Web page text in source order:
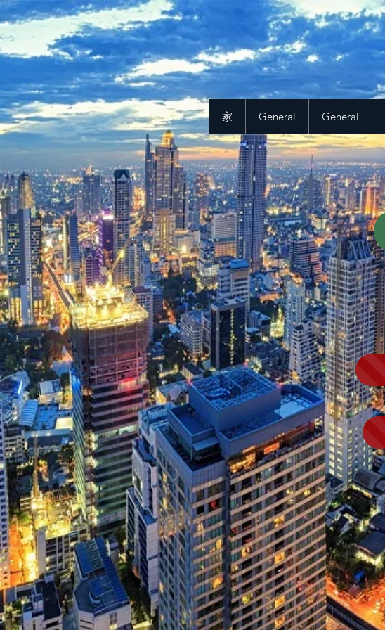
家 General General